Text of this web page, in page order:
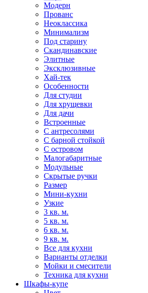
Модерн
Прованс
Неоклассика
Минимализм
Под старину
Скандинавские
Элитные
Эксклюзивные
Хай-тек
Особенности
Для студии
Для хрущевки
Для дачи
Встроенные
С антресолями
С барной стойкой
С островом
Малогабаритные
Модульные
Скрытые ручки
Размер
Мини-кухни
Узкие
3 кв. м.
5 кв. м.
6 кв. м.
9 кв. м.
Все для кухни
Варианты отделки
Мойки и смесители
Техника для кухни
Шкафы-купе